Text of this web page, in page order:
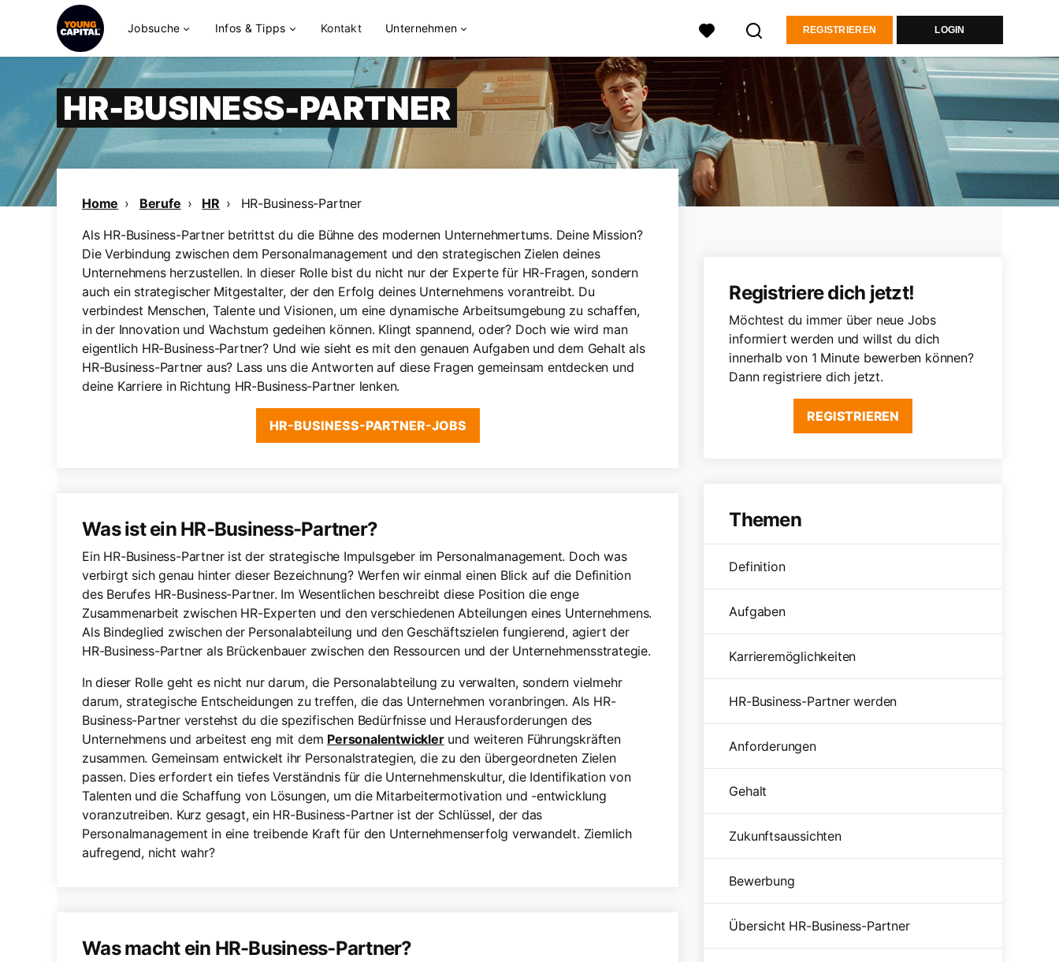
Jobsuche Infos & Tipps Kontakt Unternehmen REGISTRIEREN LOGIN
HR-BUSINESS-PARTNER
Home Berufe HR
HR-Business-Partner
Als HR-Business-Partner betrittst du die Bühne des modernen Unternehmertums. Deine Mission?
Die Verbindung zwischen dem Personalmanagement und den strategischen Zielen deines
Unternehmens herzustellen. In dieser Rolle bist du nicht nur der Experte für HR-Fragen, sondern
auch ein strategischer Mitgestalter, der den Erfolg deines Unternehmens vorantreibt. Du
verbindest Menschen, Talente und Visionen, um eine dynamische Arbeitsumgebung zu schaffen,
in der Innovation und Wachstum gedeihen können. Klingt spannend, oder? Doch wie wird man
eigentlich HR-Business-Partner? Und wie sieht es mit den genauen Aufgaben und dem Gehalt als
HR-Business-Partner aus? Lass uns die Antworten auf diese Fragen gemeinsam entdecken und
deine Karriere in Richtung HR-Business-Partner lenken.
HR-BUSINESS-PARTNER-JOBS
Was ist ein HR-Business-Partner?
Ein HR-Business-Partner ist der strategische Impulsgeber im Personalmanagement. Doch was
verbirgt sich genau hinter dieser Bezeichnung? Werfen wir einmal einen Blick auf die Definition
des Berufes HR-Business-Partner. Im Wesentlichen beschreibt diese Position die enge
Zusammenarbeit zwischen HR-Experten und den verschiedenen Abteilungen eines Unternehmens.
Als Bindeglied zwischen der Personalabteilung und den Geschäftszielen fungierend, agiert der
HR-Business-Partner als Brückenbauer zwischen den Ressourcen und der Unternehmensstrategie.
In dieser Rolle geht es nicht nur darum, die Personalabteilung zu verwalten, sondern vielmehr
darum, strategische Entscheidungen zu treffen, die das Unternehmen voranbringen. Als HR-
Business-Partner verstehst du die spezifischen Bedürfnisse und Herausforderungen des
Unternehmens und arbeitest eng mit dem Personalentwicklerund weiteren Führungskräften
zusammen. Gemeinsam entwickelt ihr Personalstrategien, die zu den übergeordneten Zielen
passen. Dies erfordert ein tiefes Verständnis für die Unternehmenskultur, die Identifikation von
Talenten und die Schaffung von Lösungen, um die Mitarbeitermotivation und -entwicklung
voranzutreiben. Kurz gesagt, ein HR-Business-Partner ist der Schlüssel, der das
Personalmanagement in eine treibende Kraft für den Unternehmenserfolg verwandelt. Ziemlich
aufregend, nicht wahr?
Was macht ein HR-Business-Partner?
Registriere dich jetzt!
Möchtest du immer über neue Jobs
informiert werden und willst du dich
innerhalb von 1 Minute bewerben können?
Dann registriere dich jetzt.
REGISTRIEREN
Themen
Definition
Aufgaben
Karrieremöglichkeiten
HR-Business-Partner werden
Anforderungen
Gehalt
Zukunftsaussichten
Bewerbung
Übersicht HR-Business-Partner